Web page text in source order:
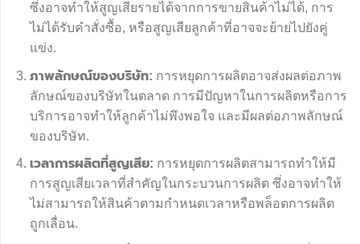
ซึ่งอาจทำให้สูญเสียรายได้จากการขายสินค้าไม่ได้, การ
ไม่ได้รับคำสั่งซื้อ, หรือสูญเสียลูกค้าที่อาจจะย้ายไปยังคู่
แข่ง.
ภาพลักษณ์ของบริษัท: การหยุดการผลิตอาจส่งผลต่อภาพ
ลักษณ์ของบริษัทในตลาด การมีปัญหาในการผลิตหรือการ
บริการอาจทำให้ลูกค้าไม่พึงพอใจ และมีผลต่อภาพลักษณ์
ของบริษัท.
เวลาการผลิตที่สูญเสีย: การหยุดการผลิตสามารถทำให้มี
การสูญเสียเวลาที่สำคัญในกระบวนการผลิต ซึ่งอาจทำให้
ไม่สามารถให้สินค้าตามกำหนดเวลาหรือพล็อตการผลิต
ถูกเลื่อน.